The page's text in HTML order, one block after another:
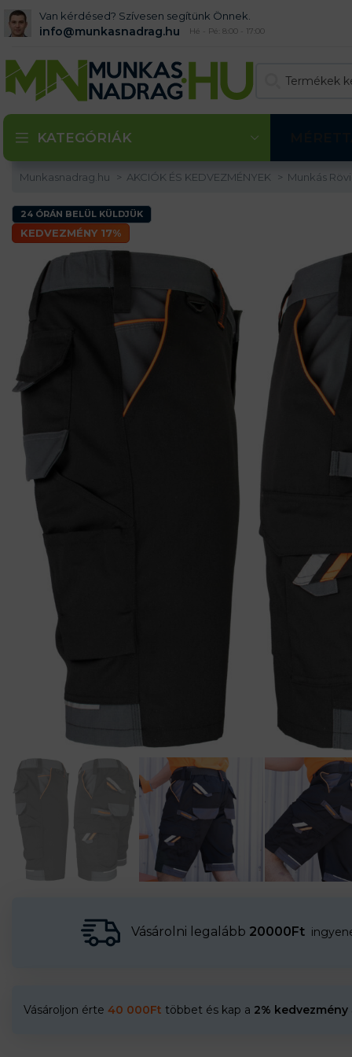
Van kérdésed? Szívesen segítünk Önnek.
info@munkasnadrag.hu Hé - Pé: 8:00 - 17:00
KATEGÓRIÁK
Munkasnadrag.hu AKCIÓK ÉS KEDVEZMÉNYEK Munkás
24 ÓRÁN BELÜL KÜLDJÜK
KEDVEZMÉNY 17%
Vásárolni legalább 20000Ft
Vásároljon érte 40 000Ft többet és kap a 2% kedvezmény